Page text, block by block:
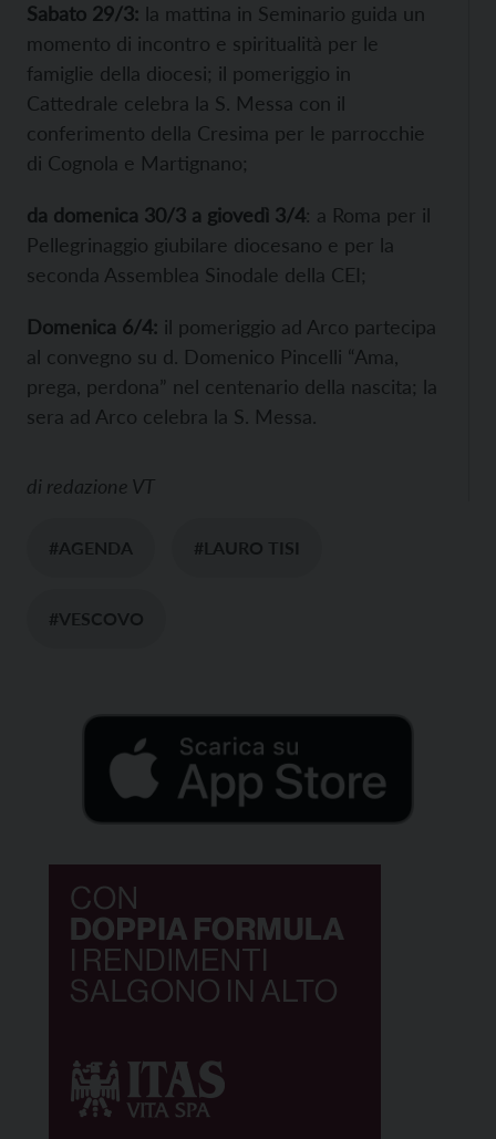
Sabato 29/3: la mattina in Seminario guida un
momento di incontro e spiritualità per le
famiglie della diocesi; il pomeriggio in
Cattedrale celebra la S. Messa con il
conferimento della Cresima per le parrocchie
di Cognola e Martignano;
da domenica 30/3 a giovedì 3/4: a Roma per il
Pellegrinaggio giubilare diocesano e per la
seconda Assemblea Sinodale della CEI;
Domenica 6/4: il pomeriggio ad Arco partecipa
al convegno su d. Domenico Pincelli “Ama,
prega, perdona” nel centenario della nascita; la
sera ad Arco celebra la S. Messa.
di redazione VT
#AGENDA #LAURO TISI
#VESCOVO